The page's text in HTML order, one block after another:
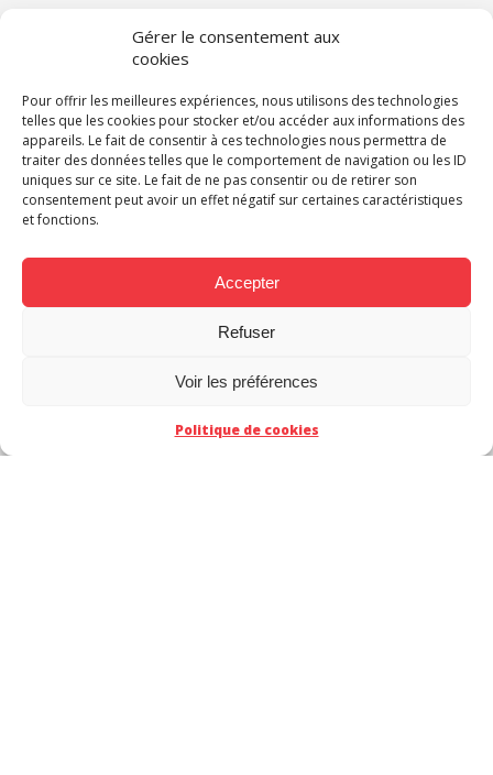
Gérer le consentement aux
cookies
Pour offrir les meilleures expériences, nous utilisons des technologies
telles que les cookies pour stocker et/ou accéder aux informations des
appareils. Le fait de consentir à ces technologies nous permettra de
traiter des données telles que le comportement de navigation ou les ID
uniques sur ce site. Le fait de ne pas consentir ou de retirer son
consentement peut avoir un effet négatif sur certaines caractéristiques
et fonctions.
Accepter
Refuser
Voir les préférences
Politique de cookies